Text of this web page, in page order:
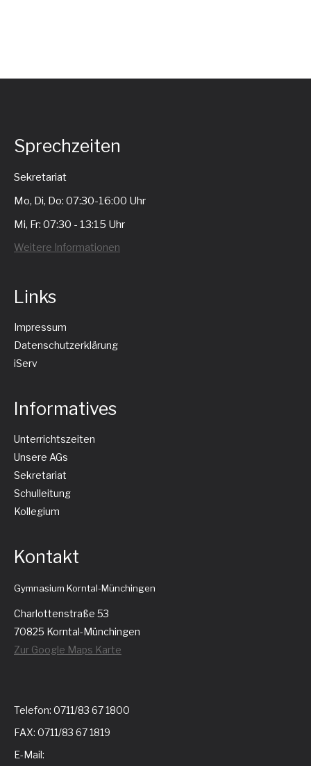
Sprechzeiten
Sekretariat
Mo, Di, Do: 07:30-16:00 Uhr
Mi, Fr: 07:30 - 13:15 Uhr
Weitere Informationen
Links
Impressum
Datenschutzerklärung
iServ
Informatives
Unterrichtszeiten
Unsere AGs
Sekretariat
Schulleitung
Kollegium
Kontakt
Gymnasium Korntal-Münchingen
Charlottenstraße 53
70825 Korntal-Münchingen
Zur Google Maps Karte
Telefon: 0711/83 67 1800
FAX: 0711/83 67 1819
E-Mail: